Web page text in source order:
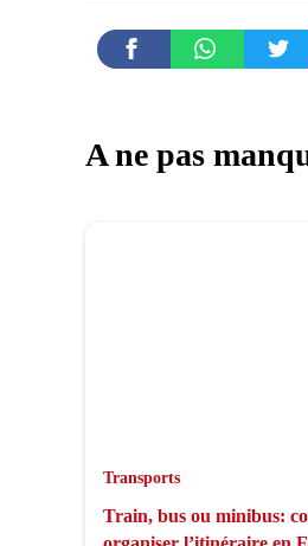
A ne pas
Transports
Train, bus ou minibus: